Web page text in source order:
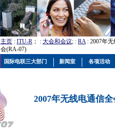
主页 : ITU-R ； : 大会和会议; : RA: 2007年
会(RA-07)
2007年无线电通信
国际电联三大部门 新闻室 各项活动